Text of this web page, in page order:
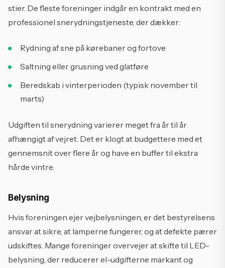
stier. De fleste foreninger indgår en kontrakt med en
professionel snerydningstjeneste, der dækker:
Rydning af sne på kørebaner og fortove
Saltning eller grusning ved glatføre
Beredskab i vinterperioden (typisk november til
marts)
Udgiften til snerydning varierer meget fra år til år
afhængigt af vejret. Det er klogt at budgettere med et
gennemsnit over flere år og have en buffer til ekstra
hårde vintre.
Belysning
Hvis foreningen ejer vejbelysningen, er det bestyrelsens
ansvar at sikre, at lamperne fungerer, og at defekte pærer
udskiftes. Mange foreninger overvejer at skifte til LED-
belysning, der reducerer el-udgifterne markant og